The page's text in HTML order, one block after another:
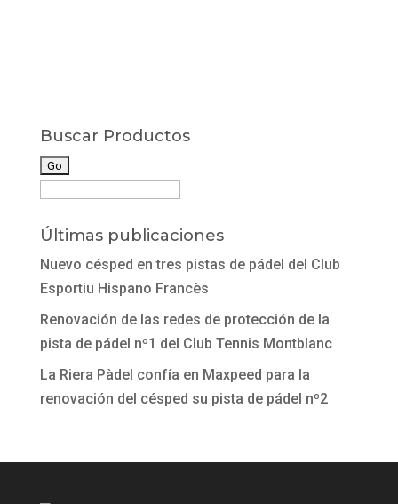
Buscar Productos
Últimas publicaciones
Nuevo césped en tres pistas de pádel del Club
Esportiu Hispano Francès
Renovación de las redes de protección de la
pista de pádel nº1 del Club Tennis Montblanc
La Riera Pàdel confía en Maxpeed para la
renovación del césped su pista de pádel nº2